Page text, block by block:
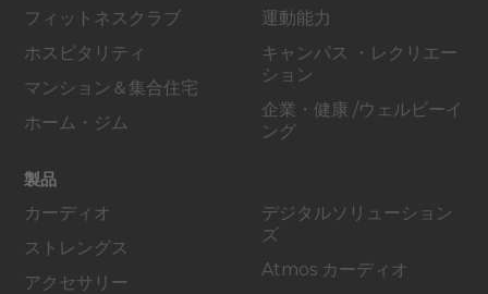
フィットネスクラブ
ホスピタリティ
マンション＆集合住宅
ホーム・ジム
運動能力
キャンパス ・レクリエー
ション
企業・健康 /ウェルビーイ
ング
製品
カーディオ
ストレングス
アクセサリー
デジタルソリューション
ズ
Atmos カーディオ